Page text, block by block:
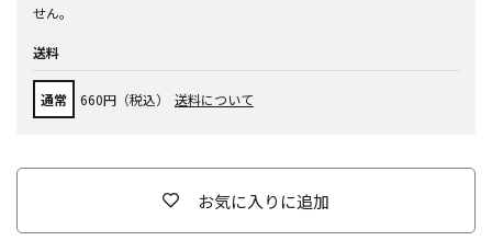
せん。
送料
通常 660円（税込） 送料について
お気に入りに追加